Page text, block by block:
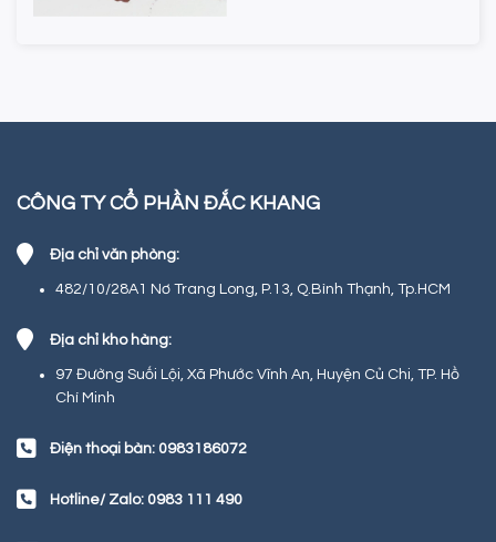
CÔNG TY CỔ PHẦN ĐẮC KHANG
Địa chỉ văn phòng:
482/10/28A1 Nơ Trang Long, P.13, Q.Bình Thạnh, Tp.HCM
Địa chỉ kho hàng:
97 Đường Suối Lội, Xã Phước Vĩnh An, Huyện Củ Chi, TP. Hồ
Chí Minh
Điện thoại bàn: 0983186072
Hotline/ Zalo: 0983 111 490